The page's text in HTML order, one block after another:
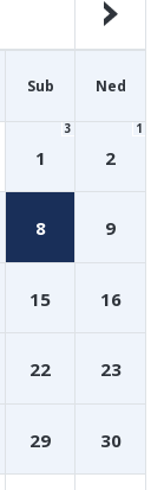
Sub Ned
1
3
2
1
8 9
15 16
22 23
29 30